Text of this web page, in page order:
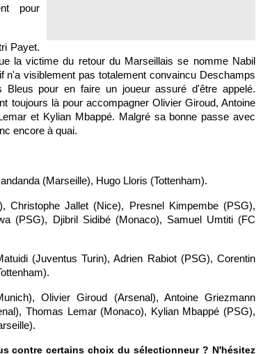
pour
Payet.
la victime du retour du Marseillais se nomme Nabil
n'a visiblement pas totalement convaincu Deschamps
pour en faire un joueur assuré d'être appelé.
toujours là pour accompagner Olivier Giroud, Antoine
et Kylian Mbappé. Malgré sa bonne passe avec
encore à quai.
(Marseille), Hugo Lloris (Tottenham).
Christophe Jallet (Nice), Presnel Kimpembe (PSG),
(PSG), Djibril Sidibé (Monaco), Samuel Umtiti (FC
(Juventus Turin), Adrien Rabiot (PSG), Corentin
Olivier Giroud (Arsenal), Antoine Griezmann
Thomas Lemar (Monaco), Kylian Mbappé (PSG),
contre certains choix du sélectionneur ? N'hésitez